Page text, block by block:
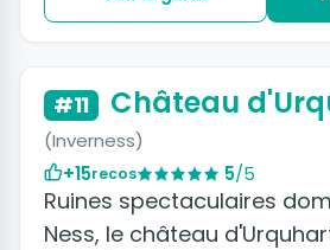
#11 Château
(Inverness)
+15recos 5/5
Ruines spectaculaires
Ness, le château